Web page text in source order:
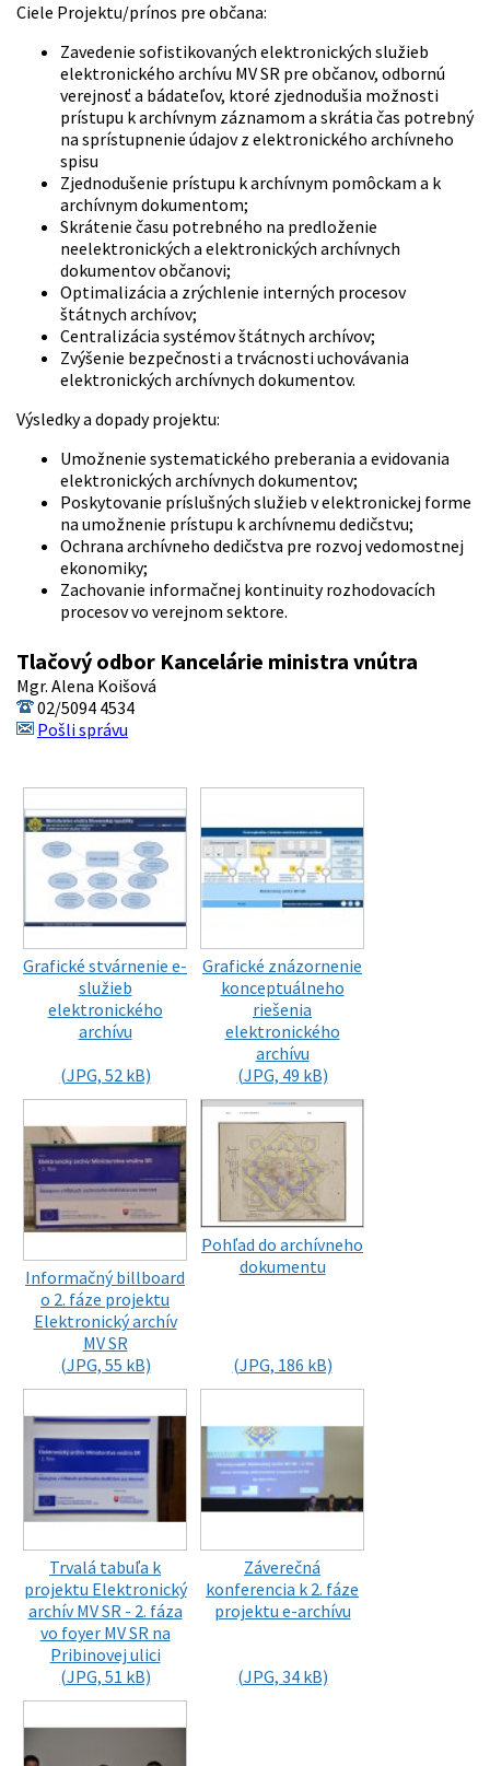
Ciele Projektu/prínos pre občana:
Zavedenie sofistikovaných elektronických služieb
elektronického archívu MV SR pre občanov, odbornú
verejnosť a bádateľov, ktoré zjednodušia možnosti
prístupu k archívnym záznamom a skrátia čas potrebný
na sprístupnenie údajov z elektronického archívneho
spisu
Zjednodušenie prístupu k archívnym pomôckam a k
archívnym dokumentom;
Skrátenie času potrebného na predloženie
neelektronických a elektronických archívnych
dokumentov občanovi;
Optimalizácia a zrýchlenie interných procesov
štátnych archívov;
Centralizácia systémov štátnych archívov;
Zvýšenie bezpečnosti a trvácnosti uchovávania
elektronických archívnych dokumentov.
Výsledky a dopady projektu:
Umožnenie systematického preberania a evidovania
elektronických archívnych dokumentov;
Poskytovanie príslušných služieb v elektronickej forme
na umožnenie prístupu k archívnemu dedičstvu;
Ochrana archívneho dedičstva pre rozvoj vedomostnej
ekonomiky;
Zachovanie informačnej kontinuity rozhodovacích
procesov vo verejnom sektore.
Tlačový odbor Kancelárie ministra vnútra
Mgr. Alena Koišová
02/5094 4534
Pošli správu
Grafické stvárnenie e-
služieb
elektronického
archívu
(JPG, 52 kB)
Grafické znázornenie
konceptuálneho
riešenia
elektronického
archívu
(JPG, 49 kB)
Informačný billboard
o 2. fáze projektu
Elektronický archív
MV SR
(JPG, 55 kB)
Pohľad do archívneho
dokumentu
(JPG, 186 kB)
Trvalá tabuľa k
projektu Elektronický
archív MV SR - 2. fáza
vo foyer MV SR na
Pribinovej ulici
(JPG, 51 kB)
Záverečná
konferencia k 2. fáze
projektu e-archívu
(JPG, 34 kB)